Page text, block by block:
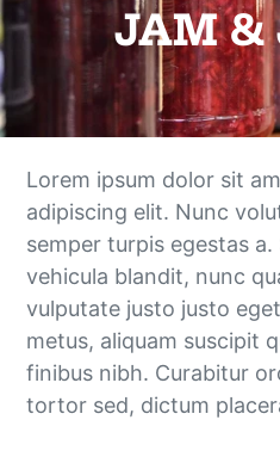
O
n
l
i
n
e
o
r
d
JAM &
Lorem ipsum dolor sit
adipiscing elit. Nunc
semper turpis egestas
vehicula blandit, nunc
vulputate justo justo
metus, aliquam suscipit
finibus nibh. Curabitur
tortor sed, dictum